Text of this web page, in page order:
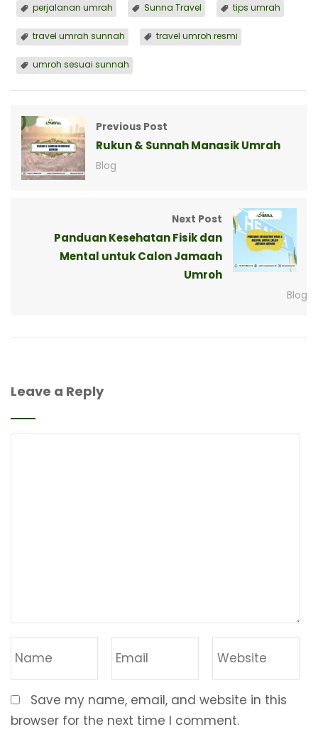
perjalanan umrah Sunna Travel tips umrah
travel umrah sunnah travel umroh resmi
umroh sesuai sunnah
Previous Post
Rukun & Sunnah Manasik Umrah
Blog
Next Post
Panduan Kesehatan Fisik dan
Mental untuk Calon Jamaah
Umroh
Blog
Leave a Reply
Save my name, email, and website in this
browser for the next time I comment.